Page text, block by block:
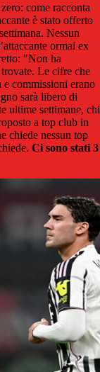
come racconta
è stato offerto
Nessun
ormai ex
"Non ha
Le cifre che
commissioni erano
sarà libero di
ultime settimane, chi
a top club in
chiede nessun top
Ci sono stati 3